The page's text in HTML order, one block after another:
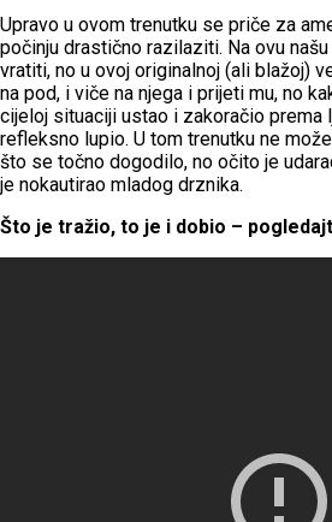
Upravo u ovom trenutku se priče za
počinju drastično razilaziti. Na ovu
vratiti, no u ovoj originalnoj (ali blažoj)
na pod, i viče na njega i prijeti mu, no
cijeloj situaciji ustao i zakoračio prema
refleksno lupio. U tom trenutku ne
što se točno dogodilo, no očito je
je nokautirao mladog drznika.
Što je tražio, to je i dobio –